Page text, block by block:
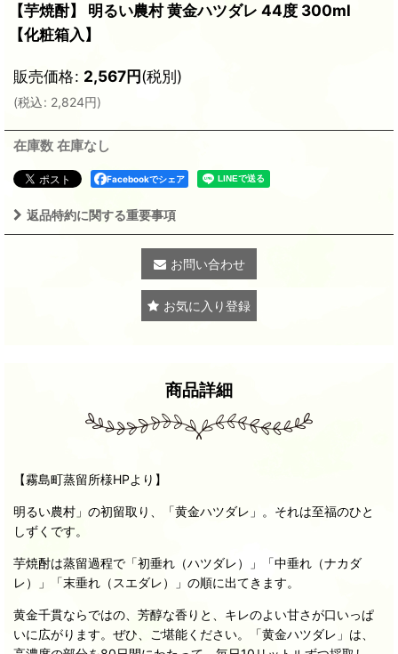
【芋焼酎】 明るい農村 黄金ハツダレ 44度 300ml
【化粧箱入】
販売価格: 2,567円(税別)
(税込: 2,824円)
在庫数 在庫なし
Facebookでシェア
返品特約に関する重要事項
お問い合わせ
お気に入り登録
商品詳細
【霧島町蒸留所様HPより】
明るい農村」の初留取り、「黄金ハツダレ」。それは至福のひと
しずくです。
芋焼酎は蒸留過程で「初垂れ（ハツダレ）」「中垂れ（ナカダ
レ）」「末垂れ（スエダレ）」の順に出てきます。
黄金千貫ならではの、芳醇な香りと、キレのよい甘さが口いっぱ
いに広がります。ぜひ、ご堪能ください。「黄金ハツダレ」は、